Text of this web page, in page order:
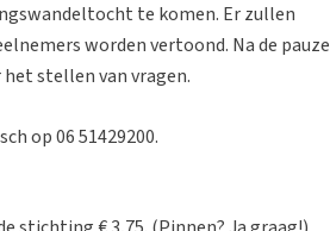
te komen. Er zullen
worden vertoond. Na de pauze
stellen van vragen.
op 06 51429200.